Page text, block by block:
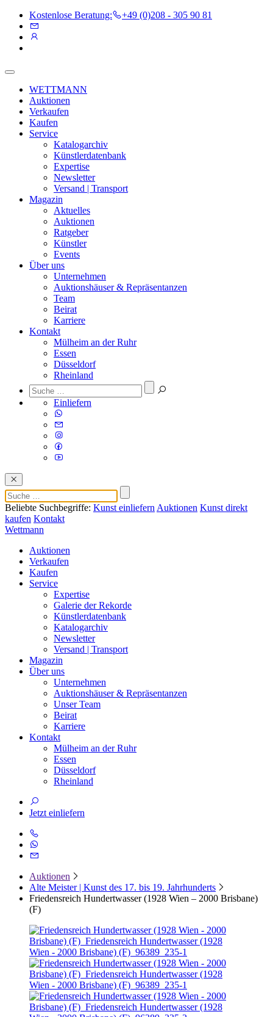
Kostenlose Beratung: +49 (0)208 - 305 90 81
WETTMANN
Auktionen
Verkaufen
Kaufen
Service
Katalogarchiv
Künstlerdatenbank
Expertise
Newsletter
Versand | Transport
Magazin
Aktuelles
Auktionen
Ratgeber
Künstler
Events
Über uns
Unternehmen
Auktionshäuser & Repräsentanzen
Team
Beirat
Karriere
Kontakt
Mülheim an der Ruhr
Essen
Düsseldorf
Rheinland
Einliefern
Beliebte Suchbegriffe: Kunst einliefern Auktionen Kunst direkt
kaufen Kontakt
Wettmann
Auktionen
Verkaufen
Kaufen
Service
Expertise
Galerie der Rekorde
Künstlerdatenbank
Katalogarchiv
Newsletter
Versand | Transport
Magazin
Über uns
Unternehmen
Auktionshäuser & Repräsentanzen
Unser Team
Beirat
Karriere
Kontakt
Mülheim an der Ruhr
Essen
Düsseldorf
Rheinland
Jetzt einliefern
Auktionen
Alte Meister | Kunst des 17. bis 19. Jahrhunderts
Friedensreich Hundertwasser (1928 Wien – 2000 Brisbane)
(F)